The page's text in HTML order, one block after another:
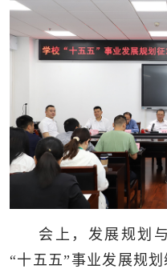
会上，发展规划
“十五五”事业发展规